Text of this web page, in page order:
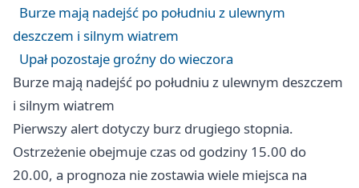
Burze mają nadejść po południu z ulewnym
deszczem i silnym wiatrem
Upał pozostaje groźny do wieczora
Burze mają nadejść po południu z ulewnym deszczem
i silnym wiatrem
Pierwszy alert dotyczy burz drugiego stopnia.
Ostrzeżenie obejmuje czas od godziny 15.00 do
20.00, a prognoza nie zostawia wiele miejsca na